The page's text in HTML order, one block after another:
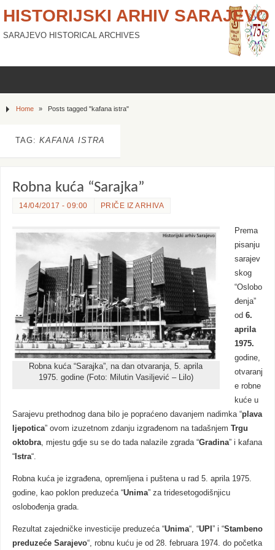
HISTORIJSKI ARHIV SARAJEVO
SARAJEVO HISTORICAL ARCHIVES
Home » Posts tagged "kafana istra"
TAG: KAFANA ISTRA
Robna kuća “Sarajka”
14/04/2017 - 09:00 PRIČE IZ ARHIVA
Robna kuća “Sarajka”, na dan otvaranja, 5. aprila
1975. godine (Foto: Milutin Vasiljević – Lilo)
Prema
pisanju
sarajev
skog
“Oslobo
đenja”
od 6.
aprila
1975.
godine,
otvaranj
e robne
kuće u
Sarajevu prethodnog dana bilo je popraćeno davanjem nadimka “plava
ljepotica” ovom izuzetnom zdanju izgrađenom na tadašnjem Trgu
oktobra, mjestu gdje su se do tada nalazile zgrada “Gradina” i kafana
“Istra“.
Robna kuća je izgrađena, opremljena i puštena u rad 5. aprila 1975.
godine, kao poklon preduzeća “Unima” za tridesetogodišnjicu
oslobođenja grada.
Rezultat zajedničke investicije preduzeća “Unima“, “UPI ” i “Stambeno
preduzeće Sarajevo“, robnu kuću je od 28. februara 1974. do početka